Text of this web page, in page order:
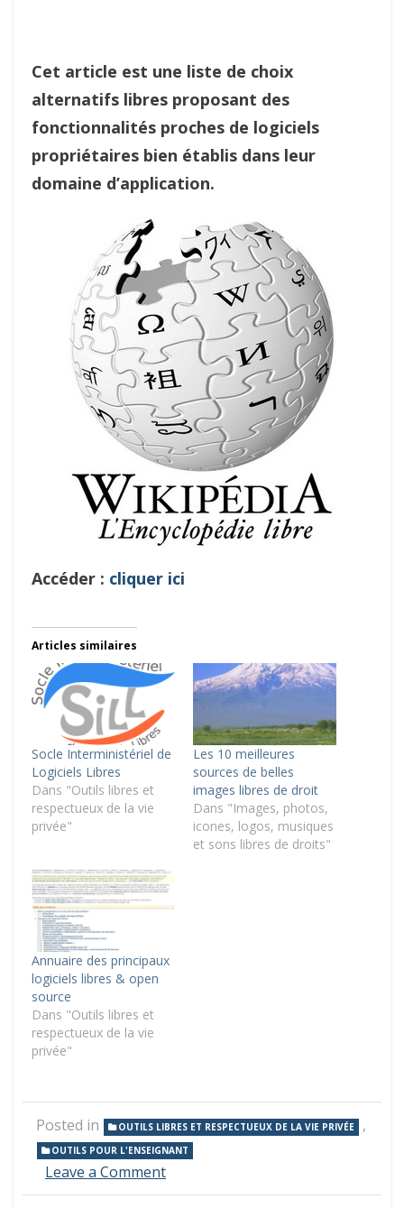
Cet article est une liste de choix
alternatifs libres proposant des
fonctionnalités proches de logiciels
propriétaires bien établis dans leur
domaine d’application.
Accéder : cliquer ici
Articles similaires
Socle Interministériel de
Logiciels Libres
Dans "Outils libres et
respectueux de la vie
privée"
Les 10 meilleures
sources de belles
images libres de droit
Dans "Images, photos,
icones, logos, musiques
et sons libres de droits"
Annuaire des principaux
logiciels libres & open
source
Dans "Outils libres et
respectueux de la vie
privée"
Posted in OUTILS LIBRES ET RESPECTUEUX DE LA VIE PRIVÉE ,
OUTILS POUR L'ENSEIGNANT
Leave a Commenton